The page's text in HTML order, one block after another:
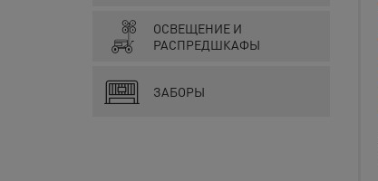
ОСВЕЩЕНИЕ И
РАСПРЕДШКАФЫ
ЗАБОРЫ